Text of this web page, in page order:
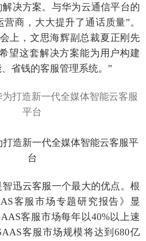
决方案。与华为云通信平台的
商，大大提升了通话质量”。
上，文思海辉副总裁夏正刚先
望这套解决方案能为用户构建
省钱的客服管理系统。”
造新一代全媒体智能云客服平
台
迅云客服一个最大的优点。根
客服市场专题研究报告》显
客服市场每年以40%以上速
客服市场规模将达到680亿